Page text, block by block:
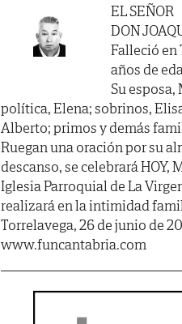
EL SEÑOR
DON
Falleció en
años de
Su
política, Elena; sobrinos,
Alberto; primos y demás
Ruegan una oración por su
descanso, se celebrará HOY,
Iglesia Parroquial de La
realizará en la intimidad
Torrelavega, 26 de junio de
www.funcantabria.com